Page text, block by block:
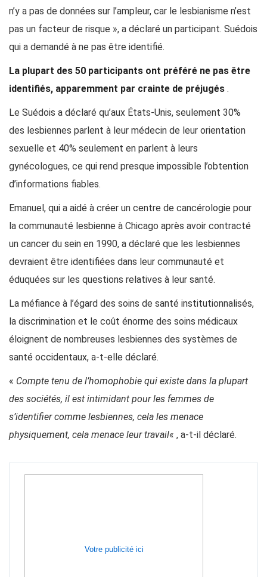
n’y a pas de données sur l’ampleur, car le lesbianisme n’est
pas un facteur de risque », a déclaré un participant. Suédois
qui a demandé à ne pas être identifié.
La plupart des 50 participants ont préféré ne pas être
identifiés, apparemment par crainte de préjugés .
Le Suédois a déclaré qu’aux États-Unis, seulement 30%
des lesbiennes parlent à leur médecin de leur orientation
sexuelle et 40% seulement en parlent à leurs
gynécologues, ce qui rend presque impossible l’obtention
d’informations fiables.
Emanuel, qui a aidé à créer un centre de cancérologie pour
la communauté lesbienne à Chicago après avoir contracté
un cancer du sein en 1990, a déclaré que les lesbiennes
devraient être identifiées dans leur communauté et
éduquées sur les questions relatives à leur santé.
La méfiance à l’égard des soins de santé institutionnalisés,
la discrimination et le coût énorme des soins médicaux
éloignent de nombreuses lesbiennes des systèmes de
santé occidentaux, a-t-elle déclaré.
« Compte tenu de l’homophobie qui existe dans la plupart
des sociétés, il est intimidant pour les femmes de
s’identifier comme lesbiennes, cela les menace
physiquement, cela menace leur travail« , a-t-il déclaré.
Votre publicité ici